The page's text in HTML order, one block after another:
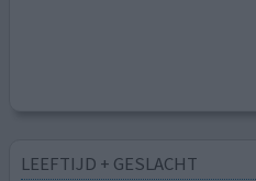
LEEFTIJD + GESLACHT